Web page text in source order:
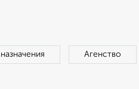
Агенство